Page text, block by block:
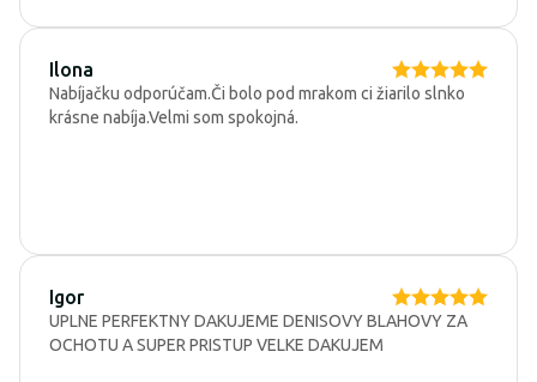
Ilona
Nabíjačku odporúčam.Či bolo pod mrakom ci žiarilo slnko
krásne nabíja.Velmi som spokojná.
Igor
UPLNE PERFEKTNY DAKUJEME DENISOVY BLAHOVY ZA
OCHOTU A SUPER PRISTUP VELKE DAKUJEM